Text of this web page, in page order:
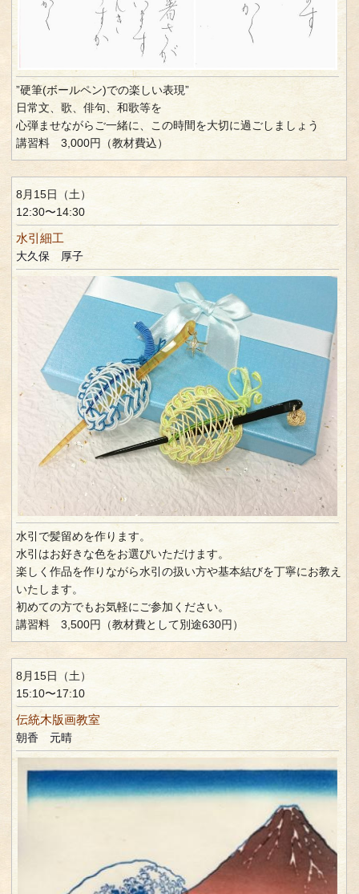
”硬筆(ボールペン)での楽しい表現”
日常文、歌、俳句、和歌等を
心弾ませながらご一緒に、この時間を大切に過ごしましょう
講習料 3,000円（教材費込）
8月15日（土）
12:30〜14:30
水引細工
大久保 厚子
水引で髪留めを作ります。
水引はお好きな色をお選びいただけます。
楽しく作品を作りながら水引の扱い方や基本結びを丁寧にお教え
いたします。
初めての方でもお気軽にご参加ください。
講習料 3,500円（教材費として別途630円）
8月15日（土）
15:10〜17:10
伝統木版画教室
朝香 元晴